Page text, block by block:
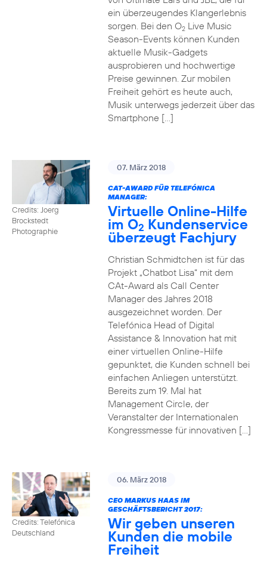
ein überzeugendes Klangerlebnis
sorgen. Bei den O2Live Music
Season-Events können Kunden
aktuelle Musik-Gadgets
ausprobieren und hochwertige
Preise gewinnen. Zur mobilen
Freiheit gehört es heute auch,
Musik unterwegs jederzeit über das
Smartphone […]
Credits: Joerg
Brockstedt
Photographie
07. März 2018
CAT-AWARD FÜR TELEFÓNICA
MANAGER:
Virtuelle Online-Hilfe
im O2 Kundenservice
überzeugt Fachjury
Christian Schmidtchen ist für das
Projekt „Chatbot Lisa“ mit dem
CAt-Award als Call Center
Manager des Jahres 2018
ausgezeichnet worden. Der
Telefónica Head of Digital
Assistance & Innovation hat mit
einer virtuellen Online-Hilfe
gepunktet, die Kunden schnell bei
einfachen Anliegen unterstützt.
Bereits zum 19. Mal hat
Management Circle, der
Veranstalter der Internationalen
Kongressmesse für innovativen […]
Credits: Telefónica
Deutschland
06. März 2018
CEO MARKUS HAAS IM
GESCHÄFTSBERICHT 2017:
Wir geben unseren
Kunden die mobile
Freiheit